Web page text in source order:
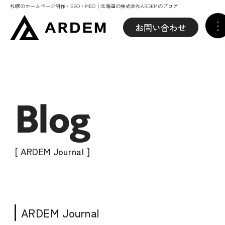
札幌のホームページ制作・SEO・MEO｜北海道の株式会社ARDEMのブログ
お問い合わせ
Blog
[ ARDEM Journal ]
ARDEM Journal